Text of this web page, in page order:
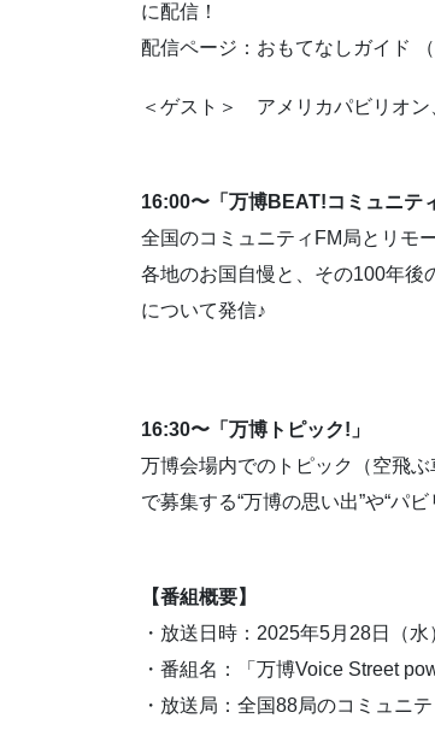
に配信！
配信ページ：おもてなしガイド （
＜ゲスト＞ アメリカパビリオン
16:00〜「万博BEAT!コミュニテ
全国のコミュニティFM局とリモ
各地のお国自慢と、その100年後
について発信♪
16:30〜「万博トピック!」
万博会場内でのトピック（空飛
で募集する“万博の思い出”や“パ
【番組概要】
・放送日時：2025年5月28日（
・番組名：「万博Voice Street
・放送局：全国88局のコミュニ